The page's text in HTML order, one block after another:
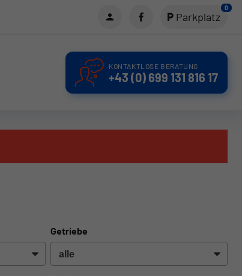
Parkplatz
0
KONTAKTLOSE BERATUNG
+43 (0) 699 131 816 17
Getriebe